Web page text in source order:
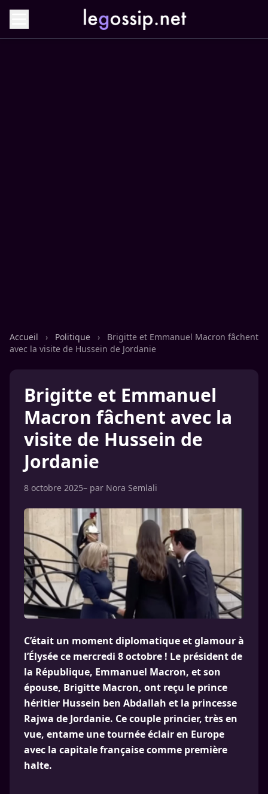
Accueil › Politique ›
Brigitte et Emmanuel Macron fâchent
avec la visite de Hussein de Jordanie
Brigitte et Emmanuel
Macron fâchent avec la
visite de Hussein de
Jordanie
8 octobre 2025– par Nora Semlali
C’était un moment diplomatique et glamour à
l’Élysée ce mercredi 8 octobre ! Le président de
la République, Emmanuel Macron, et son
épouse, Brigitte Macron, ont reçu le prince
héritier Hussein ben Abdallah et la princesse
Rajwa de Jordanie. Ce couple princier, très en
vue, entame une tournée éclair en Europe
avec la capitale française comme première
halte.